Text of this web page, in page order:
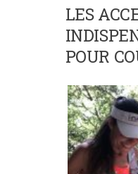
LES
POUR